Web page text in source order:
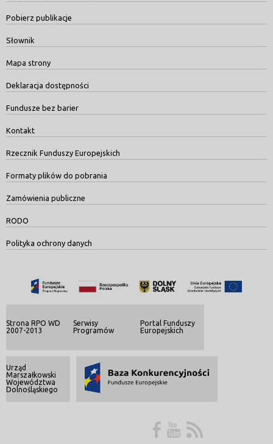
Pobierz publikacje
Słownik
Mapa strony
Deklaracja dostępności
Fundusze bez barier
Kontakt
Rzecznik Funduszy Europejskich
Formaty plików do pobrania
Zamówienia publiczne
RODO
Polityka ochrony danych
Strona RPO WD
2007-2013
Serwisy
Programów
Portal Funduszy
Europejskich
Urząd
Marszałkowski
Województwa
Dolnośląskiego